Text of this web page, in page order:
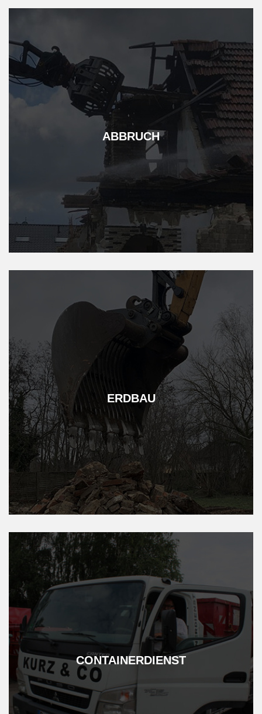
ABBRUCH
ERDBAU
CONTAINER­DIENST